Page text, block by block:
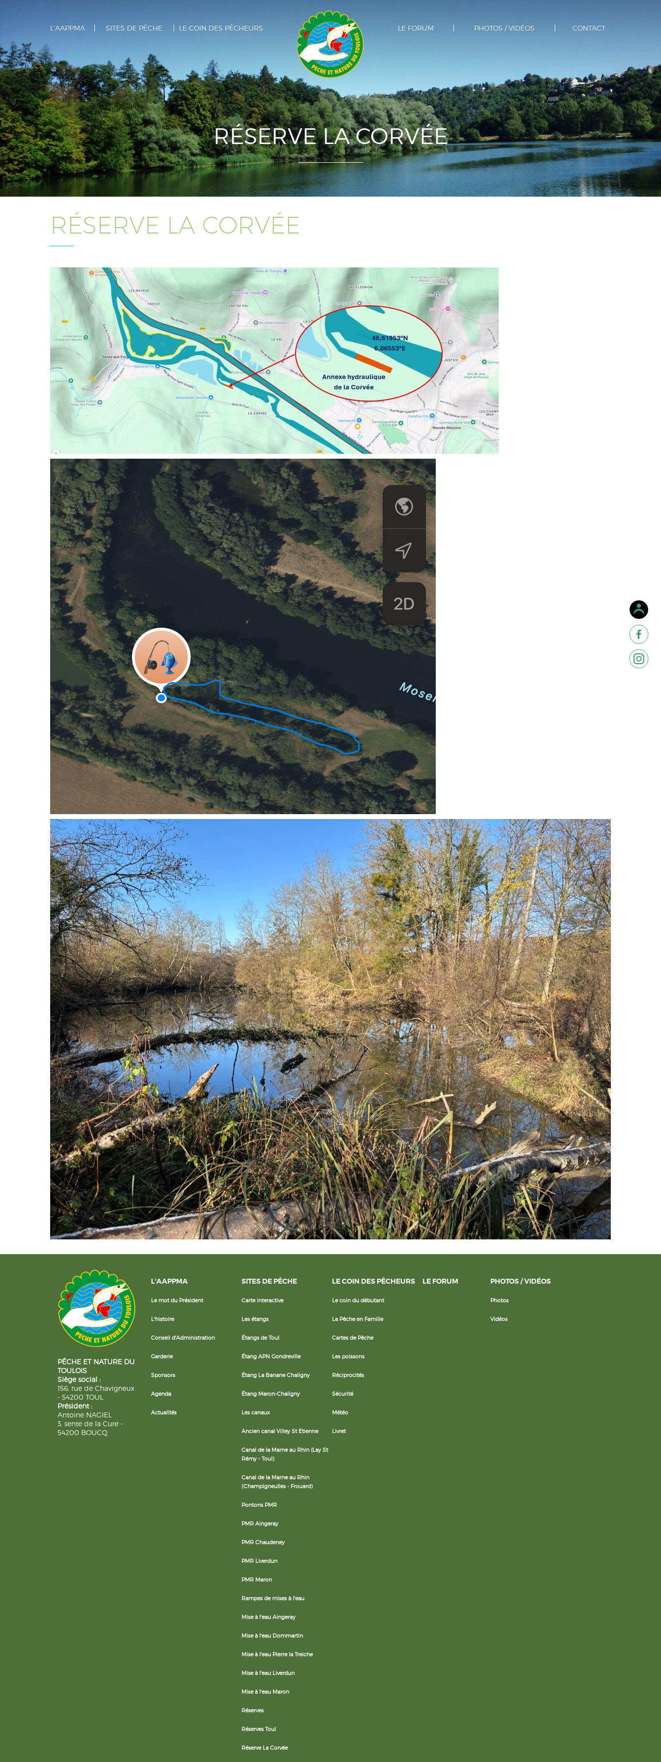
L'AAPPMA SITES DE PÊCHE LE COIN DES PÊCHEURS
LE FORUM
PHOTOS / VIDÉOS CONTACT
RÉSERVE LA CORVÉE
RÉSERVE LA CORVÉE
PÊCHE ET NATURE DU
TOULOIS
Siège social :
156, rue de Chavigneux
- 54200 TOUL
Président :
Antoine NAGIEL
3, sente de la Cure -
54200 BOUCQ
L'AAPPMA
Le mot du Président
L'histoire
Conseil d'Administration
Garderie
Sponsors
Agenda
Actualités
SITES DE PÊCHE
Carte interactive
Les étangs
Étangs de Toul
Étang APN Gondreville
Étang La Banane Chaligny
Étang Maron-Chaligny
Les canaux
Ancien canal Villey St Etienne
Canal de la Marne au Rhin (Lay St
Rémy - Toul)
Canal de la Marne au Rhin
(Champigneulles - Frouard)
Pontons PMR
PMR Aingeray
PMR Chaudeney
PMR Liverdun
PMR Maron
Rampes de mises à l'eau
Mise à l'eau Aingeray
Mise à l'eau Dommartin
Mise à l'eau Pierre la Treiche
Mise à l'eau Liverdun
Mise à l'eau Maron
Réserves
Réserves Toul
Réserve La Corvée
LE COIN DES PÊCHEURS
Le coin du débutant
La Pêche en Famille
Cartes de Pêche
Les poissons
Réciprocités
Sécurité
Météo
Livret
LE FORUM PHOTOS / VIDÉOS
Photos
Vidéos